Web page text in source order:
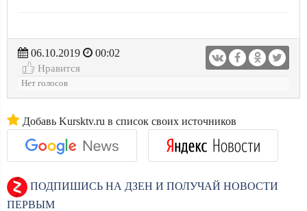
06.10.2019
00:02
Нравится
Нет голосов
Добавь Kursktv.ru в список своих источников
ПОДПИШИСЬ НА ДЗЕН И ПОЛУЧАЙ НОВОСТИ
ПЕРВЫМ